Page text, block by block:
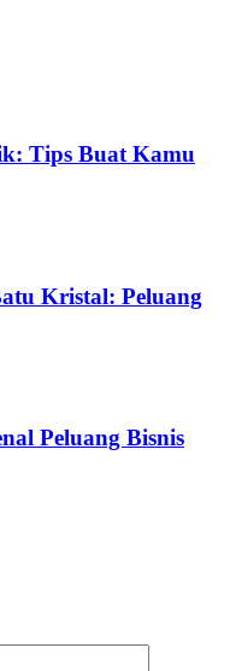
Tips Buat Kamu
Kristal: Peluang
Peluang Bisnis